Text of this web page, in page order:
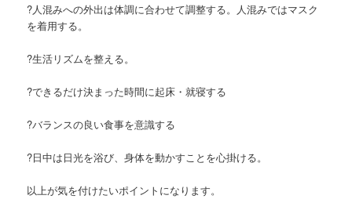
?人混みへの外出は体調に合わせて調整する。人混みではマスク
を着用する。
?生活リズムを整える。
?できるだけ決まった時間に起床・就寝する
?バランスの良い食事を意識する
?日中は日光を浴び、身体を動かすことを心掛ける。
以上が気を付けたいポイントになります。